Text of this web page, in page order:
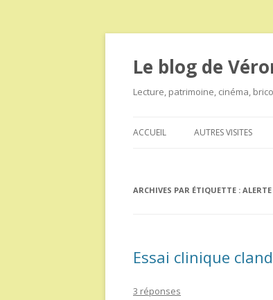
Le blog de
Lecture, patrimoine, cinéma,
ACCUEIL AUTRES VISITES
ARCHIVES PAR ÉTIQUETTE :
Essai clinique
3 réponses